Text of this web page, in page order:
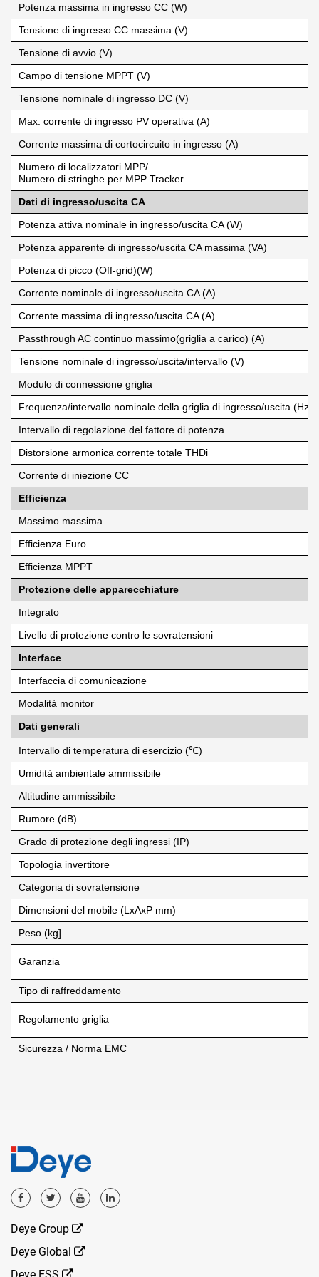
Potenza massima in ingresso CC (W)
Tensione di ingresso CC massima (V)
Tensione di avvio (V)
Campo di tensione MPPT (V)
Tensione nominale di ingresso DC (V)
Max. corrente di ingresso PV operativa (A)
Corrente massima di cortocircuito in ingresso (A)
Numero di localizzatori MPP/
Numero di stringhe per MPP Tracker
Dati di ingresso/uscita CA
Potenza attiva nominale in ingresso/uscita CA (W)
Potenza apparente di ingresso/uscita CA massima (VA)
Potenza di picco (Off-grid)(W)
Corrente nominale di ingresso/uscita CA (A)
Corrente massima di ingresso/uscita CA (A)
Passthrough AC continuo massimo(griglia a carico) (A)
Tensione nominale di ingresso/uscita/intervallo (V)
Modulo di connessione griglia
Frequenza/intervallo nominale della griglia di ingresso/uscita (Hz)
Intervallo di regolazione del fattore di potenza
Distorsione armonica corrente totale THDi
Corrente di iniezione CC
Efficienza
Massimo massima
Efficienza Euro
Efficienza MPPT
Protezione delle apparecchiature
Integrato
Livello di protezione contro le sovratensioni
Interface
Interfaccia di comunicazione
Modalità monitor
Dati generali
Intervallo di temperatura di esercizio (℃)
Umidità ambientale ammissibile
Altitudine ammissibile
Rumore (dB)
Grado di protezione degli ingressi (IP)
Topologia invertitore
Categoria di sovratensione
Dimensioni del mobile (LxAxP mm)
Peso (kg]
Garanzia
Tipo di raffreddamento
Regolamento griglia
Sicurezza / Norma EMC
Deye Group
Deye Global
Deye ESS